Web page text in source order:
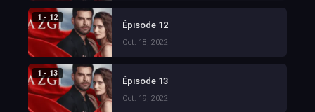
1 - 12
Épisode 12
Oct. 18, 2022
1 - 13
Épisode 13
Oct. 19, 2022